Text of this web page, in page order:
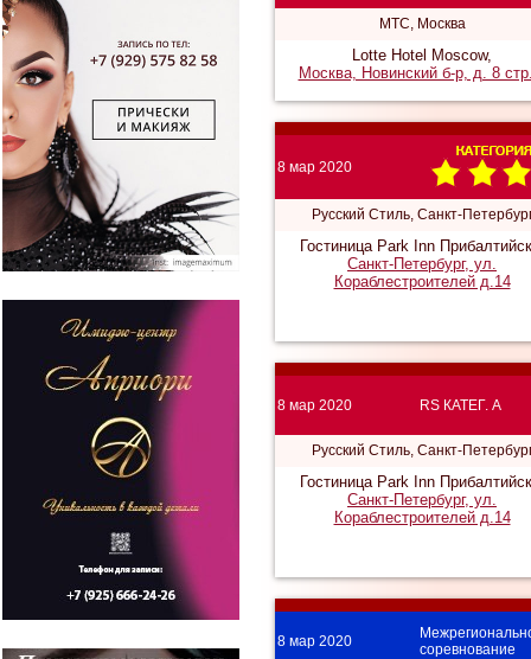
МТС, Москва
Lotte Hotel Moscow,
Москва, Новинский б-р, д. 8
8 мар 2020
Русский Стиль, Санкт-
Гостиница Park Inn
Санкт-Петербург, ул.
Кораблестроителей д.14
8 мар 2020 RS КАТЕГ. A
Русский Стиль, Санкт-
Гостиница Park Inn
Санкт-Петербург, ул.
Кораблестроителей д.14
8 мар 2020
соревнование